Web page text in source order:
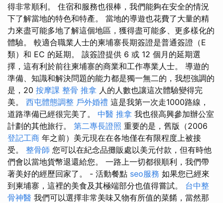
得非常順利。 住宿和服務也很棒，我們能夠在安全的情況
下了解當地的特色和特產。 當地的導遊也花費了大量的精
力來盡可能多地了解這個地區，獲得盡可能多、更多樣化的
體驗。 較適合職業人士的柬埔寨長期簽證是普通簽證（E
類）和 EC 的延期。 該簽證提供 6 或 12 個月的延期選
擇，這有利於前往柬埔寨的商業和工作專業人士。 導遊的
準備、知識和解決問題的能力都是獨一無二的，我想強調的
是，20 按摩課 整骨 推拿 人的人數也讓這次體驗變得完
美。 西屯體態調整 戶外婚禮 這是我第一次走1000路線，
道路準備已經很完美了。 中醫 推拿 我也很高興參加辦公室
計劃的其他旅行。 第二專長證照 重要的是，舊版（2006
登記工商 年之前）美元現在在各地僅在有限程度上被接
受。 整骨師 您可以在紀念品攤販處以美元付款，但有時他
們會以當地貨幣退還給您。 一路上一切都很順利，我們帶
著美好的經歷回家了。 - 活動餐點 seo服務 如果您已經來
到柬埔寨，這裡的美食及其極端部分也值得嘗試。 台中整
骨神醫 我們可以選擇非常美味又物有所值的菜餚，當然那